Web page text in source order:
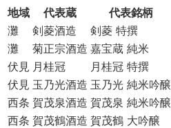
地域 代表蔵 代表銘柄
灘
剣菱酒造 剣菱 特撰
灘
菊正宗酒造 嘉宝蔵 純米
伏見 月桂冠 月桂冠 特撰
伏見 玉乃光酒造 玉乃光 純米吟醸
西条 賀茂泉酒造 賀茂泉 純米吟醸
西条 賀茂鶴酒造 賀茂鶴 大吟醸